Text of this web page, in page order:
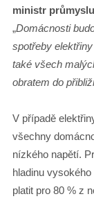
ministr
„Domácnosti
spotřeby
také všech
obratem do
V případě
všechny
nízkého napětí.
hladinu
platit pro 80 % z